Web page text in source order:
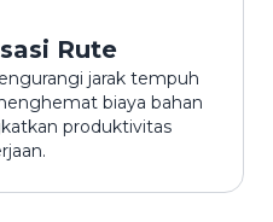
Rute
jarak tempuh
biaya bahan
produktivitas